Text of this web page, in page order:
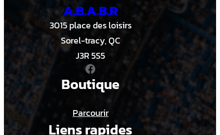
A.B.A.B.R
3015 place des loisirs
Sorel-tracy, QC
J3R 5S5
Facebook
Boutique
Parcourir
Liens rapides